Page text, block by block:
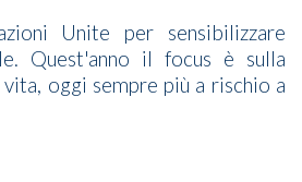
Unite per sensibilizzare
Quest'anno il focus è sulla
oggi sempre più a rischio a